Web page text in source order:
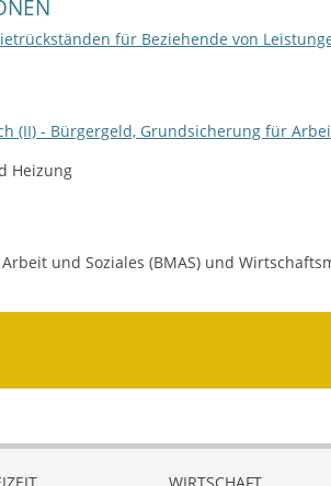
für Beziehende von
(II) - Bürgergeld, Grundsicherung für
Heizung
und Soziales (BMAS) und